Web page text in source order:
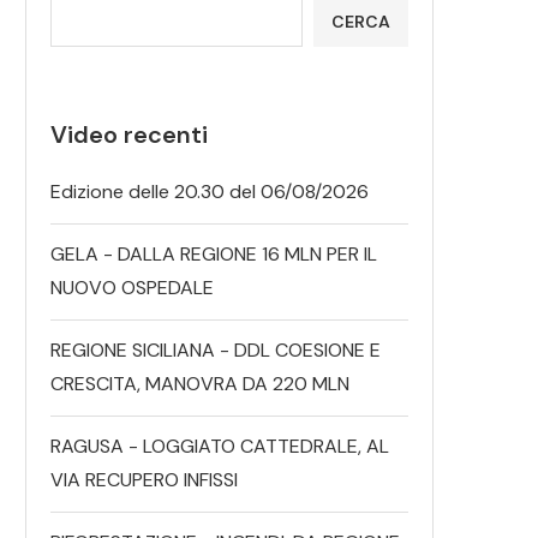
CERCA
Video recenti
Edizione delle 20.30 del 06/08/2026
GELA - DALLA REGIONE 16 MLN PER IL
NUOVO OSPEDALE
REGIONE SICILIANA - DDL COESIONE E
CRESCITA, MANOVRA DA 220 MLN
RAGUSA - LOGGIATO CATTEDRALE, AL
VIA RECUPERO INFISSI